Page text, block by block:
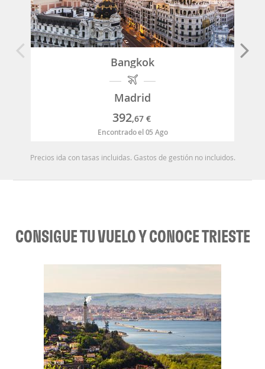
Bangkok
Madrid
392,67 €
Encontrado el 05 Ago
Precios ida con tasas incluidas. Gastos de gestión no incluidos.
CONSIGUE TU VUELO Y CONOCE TRIESTE